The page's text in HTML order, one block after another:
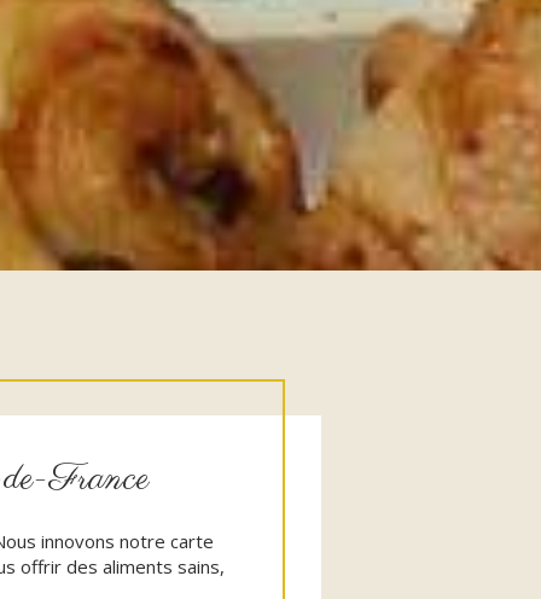
France
innovons notre carte
offrir des aliments sains,